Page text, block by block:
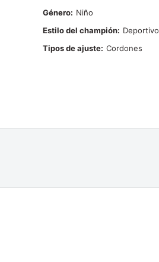
Género
Niño
Estilo del champión
Deportivo
Tipos de ajuste Cordones